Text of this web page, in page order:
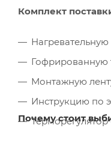
Комплект
Гофрированную
Монтажную
Инструкцию по
Почему стоит